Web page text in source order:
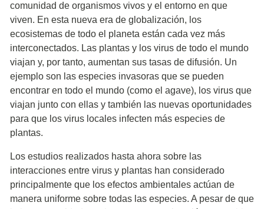
comunidad de organismos vivos y el entorno en que
viven. En esta nueva era de globalización, los
ecosistemas de todo el planeta están cada vez más
interconectados. Las plantas y los virus de todo el mundo
viajan y, por tanto, aumentan sus tasas de difusión. Un
ejemplo son las especies invasoras que se pueden
encontrar en todo el mundo (como el agave), los virus que
viajan junto con ellas y también las nuevas oportunidades
para que los virus locales infecten más especies de
plantas.
Los estudios realizados hasta ahora sobre las
interacciones entre virus y plantas han considerado
principalmente que los efectos ambientales actúan de
manera uniforme sobre todas las especies. A pesar de que